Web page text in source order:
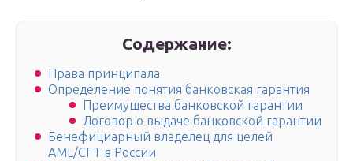
Содержание:
Права принципала
Определение понятия банковская гарантия
Преимущества банковской гарантии
Договор о выдаче банковской гарантии
Бенефициарный владелец для целей
AML/CFT в России